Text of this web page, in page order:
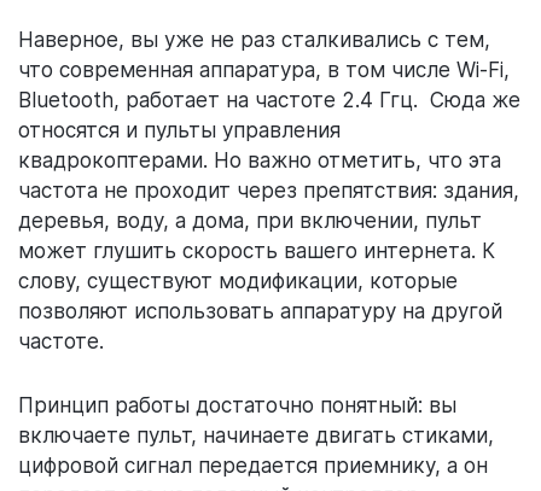
Наверное, вы уже не раз сталкивались с тем,
что современная аппаратура, в том числе Wi-Fi,
Bluetooth, работает на частоте 2.4 Ггц. Сюда же
относятся и пульты управления
квадрокоптерами. Но важно отметить, что эта
частота не проходит через препятствия: здания,
деревья, воду, а дома, при включении, пульт
может глушить скорость вашего интернета. К
слову, существуют модификации, которые
позволяют использовать аппаратуру на другой
частоте.
Принцип работы достаточно понятный: вы
включаете пульт, начинаете двигать стиками,
цифровой сигнал передается приемнику, а он